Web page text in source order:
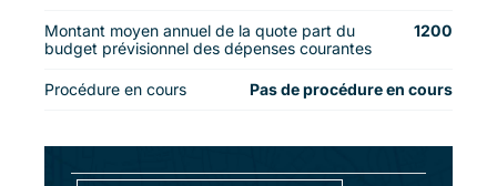
Montant moyen annuel de la quote part du
budget prévisionnel des dépenses courantes
1200
Procédure en cours Pas de procédure en cours